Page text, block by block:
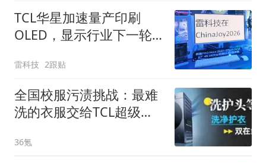
TCL华星加速量产印刷
OLED，显示行业下一轮
雷科技 2跟贴
全国校服污渍挑战：最难
洗的衣服交给TCL超级
36氪